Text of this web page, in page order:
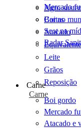
Agro
Cartas
Scot na
Radar
Mercado
Boi no
Atacado
Leite
Grãos
Reposição
Carne
Carne
Boi gordo
Mercado
Atacado e